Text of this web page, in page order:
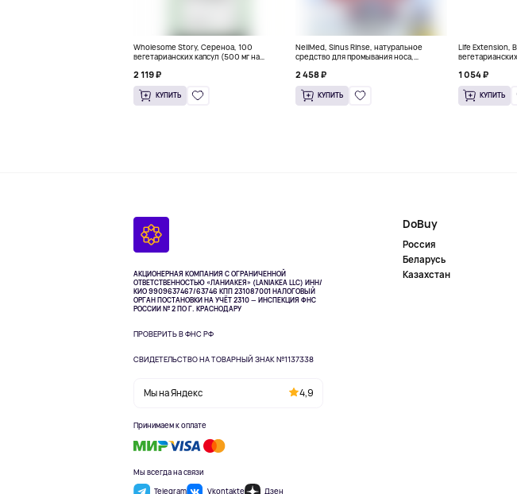
Wholesome Story, Сереноа, 100
вегетарианских капсул (500 мг на
2 119 ₽
КУПИТЬ
NeilMed, Sinus Rinse, натуральное
средство для промывания носа,
2 458 ₽
КУПИТЬ
Life Extension,
1 054 ₽
КУПИТЬ
АКЦИОНЕРНАЯ КОМПАНИЯ С ОГРАНИЧЕННОЙ
ОТВЕТСТВЕННОСТЬЮ «ЛАНИАКЕЯ» (LANIAKEA LLC) ИНН/
КИО 9909637467/63746 КПП 231087001НАЛОГОВЫЙ
ОРГАН ПОСТАНОВКИ НА УЧЁТ 2310 — ИНСПЕКЦИЯ ФНС
РОССИИ № 2 ПО Г. КРАСНОДАРУ
ПРОВЕРИТЬ В ФНС РФ
СВИДЕТЕЛЬСТВО НА ТОВАРНЫЙ ЗНАК №1137338
Мы на Яндекс 4,9
Принимаем к оплате
Мы всегда на связи
Telegram
Vkontakte Дзен
DoBuy
Россия
Беларусь
Казахстан